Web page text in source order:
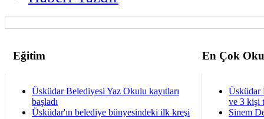
Eğitim En Çok
Üsküdar Belediyesi Yaz Okulu kayıtları
başladı
Üsküdar'ın belediye bünyesindeki ilk kreşi
Üsküdar
ve 3 kişi
Sinem